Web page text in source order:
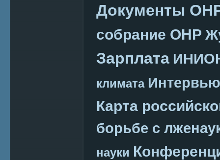
Документы
собрание ОНР
Зарплата
климата Интервью
Карта
борьбе с
науки